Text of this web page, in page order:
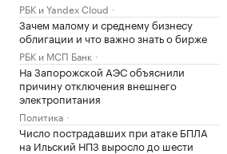
РБК и Yandex Cloud
Зачем малому и среднему бизнесу
облигации и что важно знать о бирже
РБК и МСП Банк
На Запорожской АЭС объяснили
причину отключения внешнего
электропитания
Политика
Число пострадавших при атаке БПЛА
на Ильский НПЗ выросло до шести